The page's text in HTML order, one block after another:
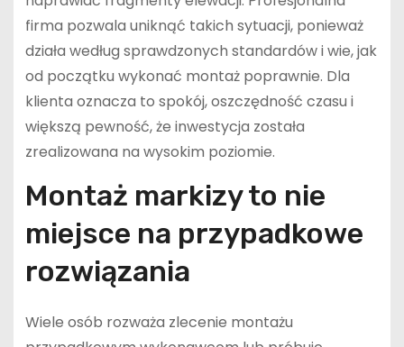
firma pozwala uniknąć takich sytuacji, ponieważ
działa według sprawdzonych standardów i wie, jak
od początku wykonać montaż poprawnie. Dla
klienta oznacza to spokój, oszczędność czasu i
większą pewność, że inwestycja została
zrealizowana na wysokim poziomie.
Montaż markizy to nie
miejsce na przypadkowe
rozwiązania
Wiele osób rozważa zlecenie montażu